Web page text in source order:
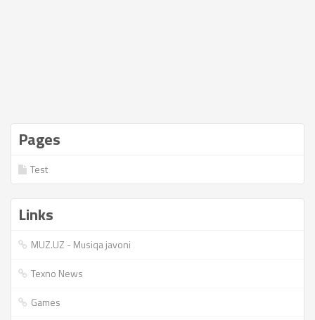
Pages
Test
Links
MUZ.UZ - Musiqa javoni
Texno News
Games